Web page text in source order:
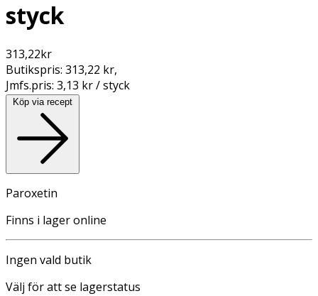
styck
313,22kr
Butikspris: 313,22 kr,
Jmfs.pris: 3,13 kr / styck
Köp via recept
Paroxetin
Finns i lager online
Ingen vald butik
Välj för att se lagerstatus